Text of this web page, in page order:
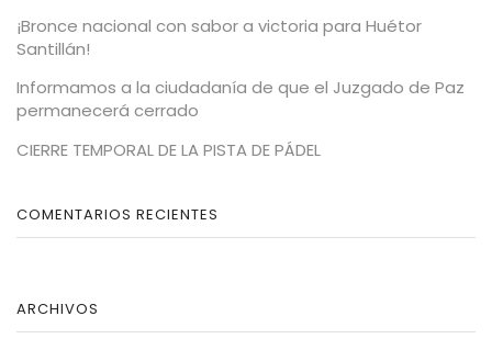
¡Bronce nacional con sabor a victoria para Huétor
Santillán!
Informamos a la ciudadanía de que el Juzgado de Paz
permanecerá cerrado
CIERRE TEMPORAL DE LA PISTA DE PÁDEL
COMENTARIOS RECIENTES
ARCHIVOS